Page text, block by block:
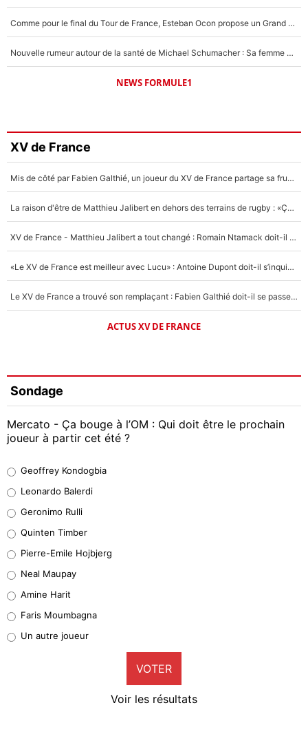
Comme pour le final du Tour de France, Esteban Ocon propose un Grand Prix de Formule 1 à Paris : «Autour de l’Arc de Triomphe, ce serait génial» !
Nouvelle rumeur autour de la santé de Michael Schumacher : Sa femme Corinna sort du silence
NEWS FORMULE1
XV de France
Mis de côté par Fabien Galthié, un joueur du XV de France partage sa frustration : «ils ne me l’ont pas dit tout de suite»
La raison d'être de Matthieu Jalibert en dehors des terrains de rugby : «Ça m'atteint autant que si tu touches à un membre de ma famille»
XV de France - Matthieu Jalibert a tout changé : Romain Ntamack doit-il s’inquiéter pour sa place à un an de la Coupe du monde ?
«Le XV de France est meilleur avec Lucu» : Antoine Dupont doit-il s’inquiéter pour sa place ?
Le XV de France a trouvé son remplaçant : Fabien Galthié doit-il se passer d'Antoine Dupont ?
ACTUS XV DE FRANCE
Sondage
Mercato - Ça bouge à l’OM : Qui doit être le prochain
joueur à partir cet été ?
38%
32%
5%
1%
9%
Geoffrey Kondogbia
Leonardo Balerdi
Geronimo Rulli
Quinten Timber
Pierre-Emile Hojbjerg
Neal Maupay
Amine Harit
Faris Moumbagna
Un autre joueur
VOTER
Voir les résultats